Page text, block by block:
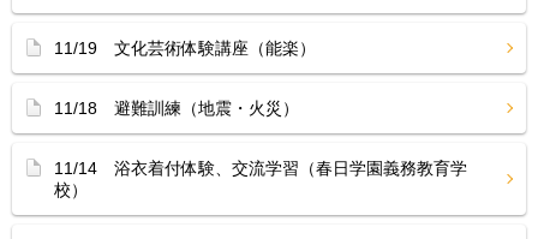
11/19 文化芸術体験講座（能楽）
11/18 避難訓練（地震・火災）
11/14 浴衣着付体験、交流学習（春日学園義務教育学
校）